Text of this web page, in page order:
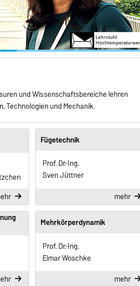
und Wissenschaftsbereiche lehren
Technologien und Mechanik.
Fügetechnik
Prof. Dr.-Ing.
Sven Jüttner
mehr
Mehrkörperdynamik
Prof. Dr.-Ing.
Elmar Woschke
mehr